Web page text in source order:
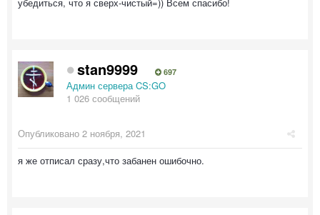
stan9999 697
Админ сервера CS:GO
1 026 сообщений
Опубликовано 2 ноября, 2021
я же отписал сразу,что забанен ошибочно.